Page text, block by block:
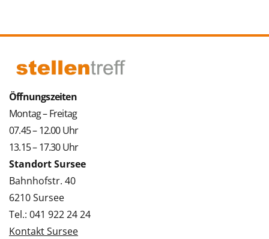
Öffnungszeiten
Montag – Freitag
07.45 – 12.00 Uhr
13.15 – 17.30 Uhr
Standort Sursee
Bahnhofstr. 40
6210 Sursee
Tel.: 041 922 24 24
Kontakt Sursee